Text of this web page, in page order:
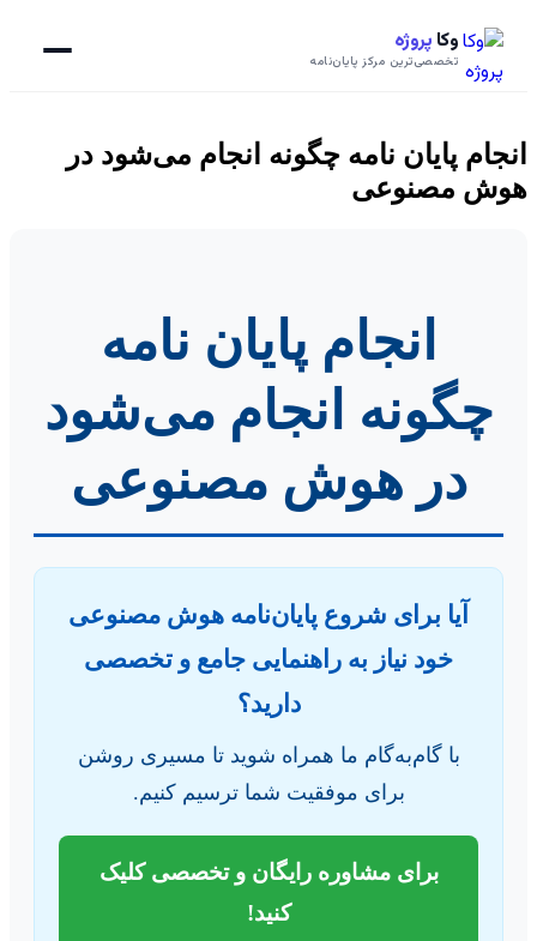
وکا پروژه
تخصصی‌ترین مرکز پایان‌نامه
انجام پایان نامه چگونه انجام می‌شود در
هوش مصنوعی
انجام پایان نامه
چگونه انجام می‌شود
در هوش مصنوعی
آیا برای شروع پایان‌نامه هوش مصنوعی
خود نیاز به راهنمایی جامع و تخصصی
دارید؟
با گام‌به‌گام ما همراه شوید تا مسیری روشن
برای موفقیت شما ترسیم کنیم.
برای مشاوره رایگان و تخصصی کلیک
کنید!